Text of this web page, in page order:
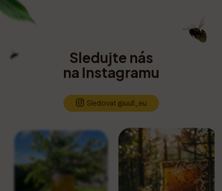
Sledujte nás
na Instagramu
Sledovat @uull_eu